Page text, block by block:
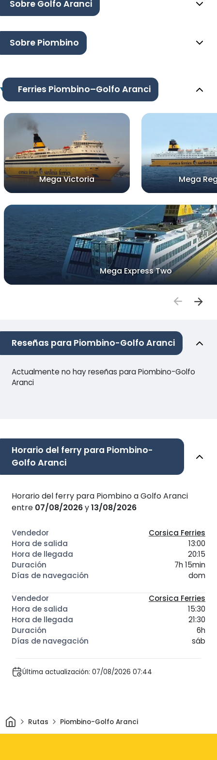
Sobre Golfo Aranci
Sobre Piombino
Ferries Piombino–Golfo Aranci
Mega Victoria Mega
Mega Express Two
Reseñas para Piombino-Golfo Aranci
Actualmente no hay reseñas para Piombino-Golfo
Aranci
Horario del ferry para Piombino-
Golfo Aranci
Horario del ferry para Piombino a Golfo Aranci
entre 07/08/2026y13/08/2026
Corsica Ferries
13:00
20:15
7h 15min
dom
Corsica Ferries
15:30
21:30
6h
sáb
Última actualización: 07/08/2026 07:44
InicioRutas Piombino-Golfo Aranci